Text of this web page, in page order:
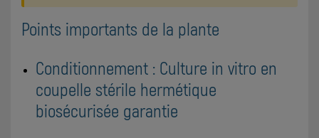
Points importants de la plante
Conditionnement : Culture in vitro en
coupelle stérile hermétique
biosécurisée garantie